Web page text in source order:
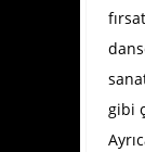
gibi